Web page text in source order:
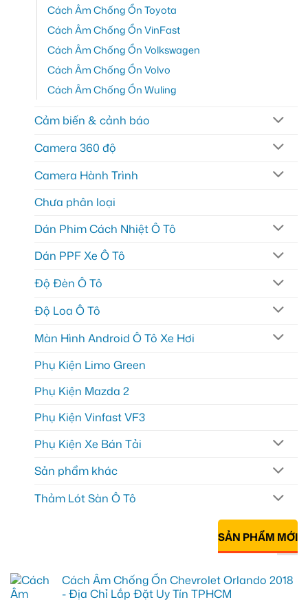
Cách Âm Chống Ồn Toyota
Cách Âm Chống Ồn VinFast
Cách Âm Chống Ồn Volkswagen
Cách Âm Chống Ồn Volvo
Cách Âm Chống Ồn Wuling
Cảm biến & cảnh báo
Camera 360 độ
Camera Hành Trình
Chưa phân loại
Dán Phim Cách Nhiệt Ô Tô
Dán PPF Xe Ô Tô
Độ Đèn Ô Tô
Độ Loa Ô Tô
Màn Hình Android Ô Tô Xe Hơi
Phụ Kiện Limo Green
Phụ Kiện Mazda 2
Phụ Kiện Vinfast VF3
Phụ Kiện Xe Bán Tải
Sản phẩm khác
Thảm Lót Sàn Ô Tô
SẢN PHẨM MỚI
Cách Âm Chống Ồn Chevrolet Orlando 2018
- Địa Chỉ Lắp Đặt Uy Tín TPHCM